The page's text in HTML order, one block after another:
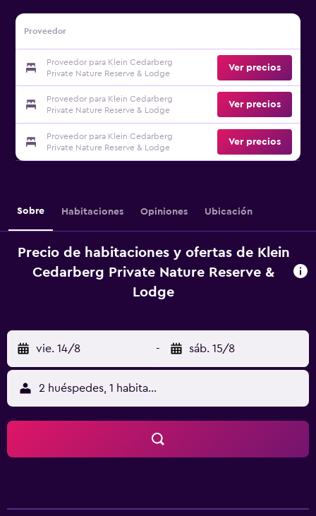
Proveedor
Proveedor para Klein Cedarberg
Private Nature Reserve & Lodge
Ver precios
Proveedor para Klein Cedarberg
Private Nature Reserve & Lodge
Ver precios
Proveedor para Klein Cedarberg
Private Nature Reserve & Lodge
Ver precios
Sobre Habitaciones Opiniones Ubicación
Precio de habitaciones y ofertas de Klein
Cedarberg Private Nature Reserve &
Lodge
vie. 14/8 - sáb. 15/8
2 huéspedes, 1 habitación